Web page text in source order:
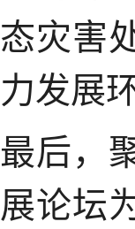
态灾害
力发展
最后，
展论坛